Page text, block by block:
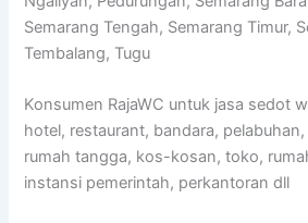
Semarang Tengah, Semarang Timur,
Tembalang, Tugu
Konsumen RajaWC untuk jasa sedot
hotel, restaurant, bandara,
rumah tangga, kos-kosan, toko,
instansi pemerintah, perkantoran dll